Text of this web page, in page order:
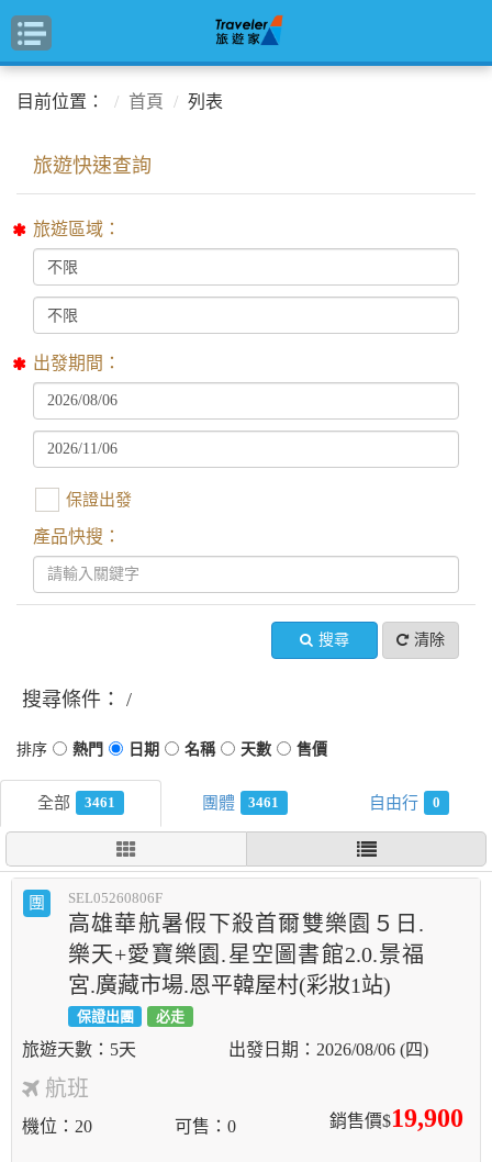
目前位置： 首頁 列表
旅遊區域：
出發期間：
保證出發
產品快搜：
搜尋 清除
搜尋條件：
3461 3461 0
團 SEL05260806F
高雄華航暑假下殺首爾雙樂園５日.
樂天+愛寶樂園.星空圖書館2.0.景福
宮.廣藏市場.恩平韓屋村(彩妝1站)
保證出團 必走
5天 2026/08/06 (四)
航班
銷售價$19,900
機位 20 可售 0